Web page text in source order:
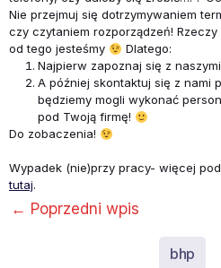
Nie przejmuj się dotrzymywaniem
czy czytaniem rozporządzeń!
od tego jesteśmy
Dlatego:
Najpierw zapoznaj się z naszymi
A później skontaktuj się z nami
będziemy mogli wykonać
pod Twoją firmę!
Do zobaczenia!
Wypadek (nie)przy pracy- więcej
tutaj.
← Poprzedni wpis
bhp